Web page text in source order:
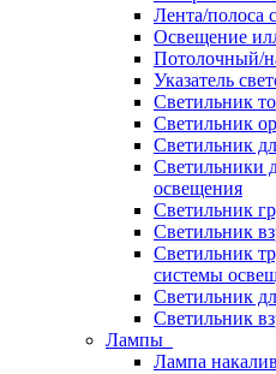
Лента/полоса
Освещение
Потолочный/
Указатель
Светильник
Светильник
Светильник
Светильники
освещения
Светильник
Светильник
Светильник
системы
Светильник
Светильник
Лампы
Лампа